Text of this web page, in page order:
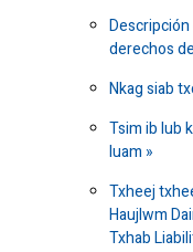
derechos
Nkag siab
Tsim ib lub
luam
Txheej
Haujlwm
Txhab